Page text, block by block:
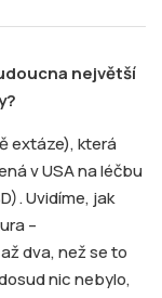
největší
extáze), která
v USA na léčbu
Uvidíme, jak
–
dva, než se to
nic nebylo,